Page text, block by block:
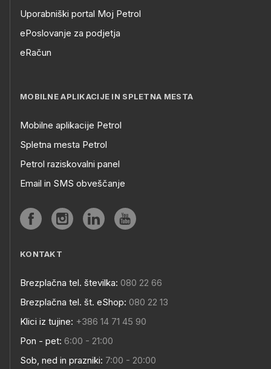
Uporabniški portal Moj Petrol
ePoslovanje za podjetja
eRačun
MOBILNE APLIKACIJE IN SPLETNA MESTA
Mobilne aplikacije Petrol
Spletna mesta Petrol
Petrol raziskovalni panel
Email in SMS obveščanje
KONTAKT
Brezplačna tel. številka: 080 22 66
Brezplačna tel. št. eShop: 080 22 13
Klici iz tujine: +386 14 71 45 90
Pon - pet: 6:00 - 21:00
Sob, ned in prazniki: 7:00 - 20:00